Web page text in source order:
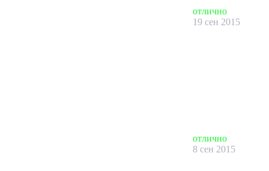
отлично
19 сен 2015
отлично
8 сен 2015